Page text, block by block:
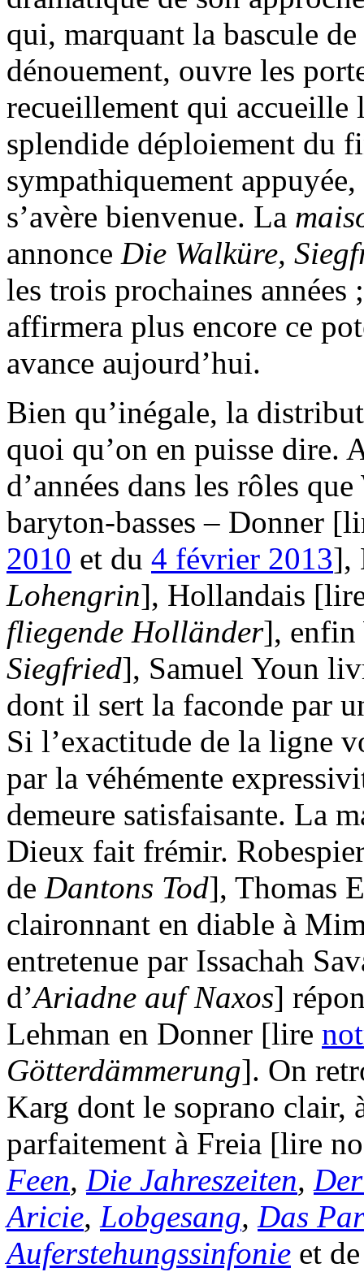
qui, marquant la bascule
dénouement, ouvre les
recueillement qui accueille
splendide déploiement du
sympathiquement
s’avère bienvenue. La
annonce Die Walküre,
les trois prochaines
affirmera plus encore ce
avance aujourd’hui.
Bien qu’inégale, la
quoi qu’on en puisse dire.
d’années dans les rôles
baryton-basses – Donner
2010 et du 4 février 2013],
Lohengrin], Hollandais
fliegende Holländer],
Siegfried], Samuel Youn
dont il sert la faconde par
Si l’exactitude de la ligne
par la véhémente
demeure satisfaisante. La
Dieux fait frémir.
de Dantons Tod], Thomas
claironnant en diable à
entretenue par Issachah
d’Ariadne auf Naxos]
Lehman en Donner [lire
Götterdämmerung]. On
Karg dont le soprano clair,
parfaitement à Freia [lire
Feen, Die Jahreszeiten,
Aricie, Lobgesang, Das
Auferstehungssinfonie et